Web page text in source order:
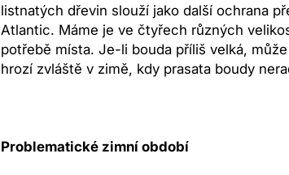
listnatých dřevin slouží jako další ochrana
Atlantic. Máme je ve čtyřech různých
potřebě místa. Je-li bouda příliš velká,
hrozí zvláště v zimě, kdy prasata boudy
Problematické zimní období